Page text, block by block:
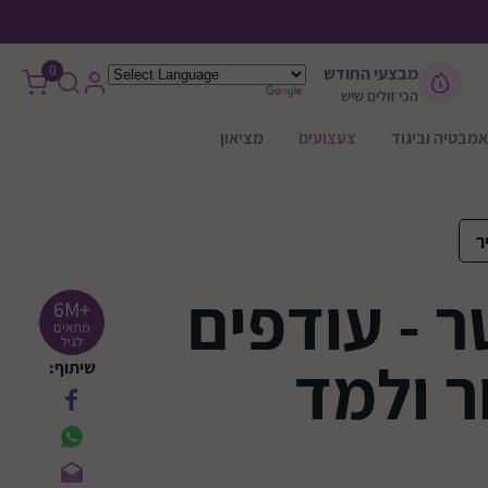
אמבטיה וביגוד צעצועים מציאון
מבצעי החודש
הכי זולים שיש
0
- עודפים
ולמד
+6M
מתאים
לגיל
שיתוף: